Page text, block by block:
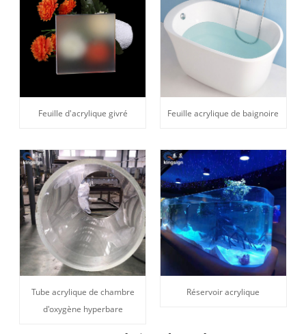
Feuille d'acrylique givré Feuille acrylique de baignoire
Tube acrylique de chambre
d'oxygène hyperbare
Réservoir acrylique